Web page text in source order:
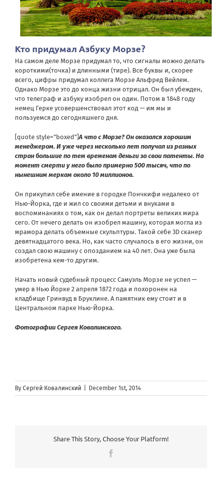
Кто придумал Азбуку Морзе?
На самом деле Морзе придумал то, что сигналы можно делать
короткими(точка) и длинными (тире). Все буквы и, скорее
всего, цифры придумал коллега Морзе Альфред Вейлем.
Однако Морзе это до конца жизни отрицал. Он был убежден,
что телеграф и азбуку изобрел он один. Потом в 1848 году
немец Герке усовершенствовал этот код — им мы и
пользуемся до сегодняшнего дня.
[quote style=”boxed”] А что с Морзе? Он оказался хорошим
менеджером. И уже через несколько лет получал из разных
стран большие по тем временам деньги за свои патенты. На
момент смерти у него было примерно 500 тысяч, что по
нынешним меркам около 10 миллионов.
Он прикупил себе имение в городке Пончкифи недалеко от
Нью-Йорка, где и жил со своими детьми и внуками в
воспоминаниях о том, как он делал портреты великих мира
сего. От нечего делать он изобрел машину, которая могла из
мрамора делать объемные скульптуры. Такой себе 3D сканер
девятнадцатого века. Но, как часто случалось в его жизни, он
создал свою машину с опозданием на 40 лет. Она уже была
изобретена кем-то другим.
Начать новый судебный процесс Самуэль Морзе не успел —
умер в Нью Йорке 2 апреля 1872 года и похоронен на
кладбище Гринвуд в Бруклине. А памятник ему стоит и в
Центральном парке Нью-Йорка.
Фотографии Сергея Ковалинского.
By Сергей Ковалинский December 1st, 2014
Share This Story, Choose Your Platform!